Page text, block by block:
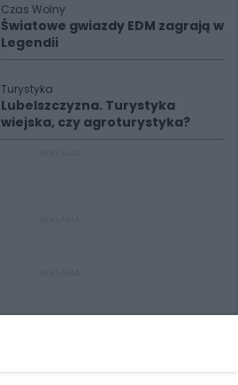
Czas Wolny
Światowe gwiazdy EDM zagrają w
Legendii
Turystyka
Lubelszczyzna. Turystyka
wiejska, czy agroturystyka?